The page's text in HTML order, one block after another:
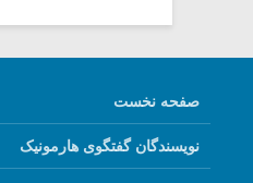
صفحه نخست
نویسندگان گفتگوی هارمونیک